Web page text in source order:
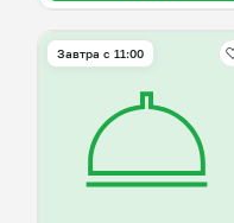
Завтра c 11:00